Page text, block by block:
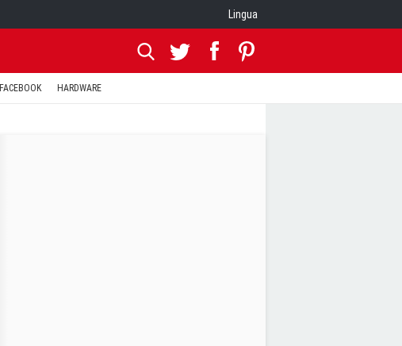
Lingua
FACEBOOK HARDWARE